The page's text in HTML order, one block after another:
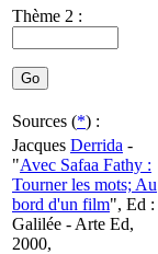
Thème 2 :
Sources (*) :
Jacques Derrida -
"Avec Safaa Fathy :
Tourner les mots; Au
bord d'un film", Ed :
Galilée - Arte Ed,
2000,